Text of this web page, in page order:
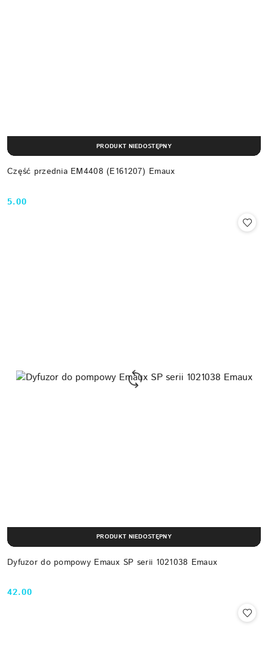
Część przednia EM4408 (E161207) Emaux
Cena:
5.00
PRODUKT NIEDOSTĘPNY
Dyfuzor do pompowy Emaux SP serii 1021038 Emaux
Cena:
42.00
PRODUKT NIEDOSTĘPNY